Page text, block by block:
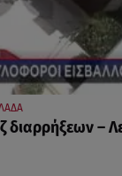
διαρρήξεων –